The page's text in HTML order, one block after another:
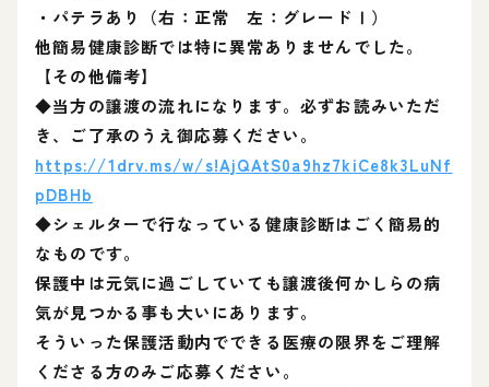
・パテラあり（右：正常 左：グレードⅠ）
他簡易健康診断では特に異常ありませんでした。
【その他備考】
◆当方の譲渡の流れになります。必ずお読みいただ
き、ご了承のうえ御応募ください。
https://1drv.ms/w/s!AjQAtS0a9hz7kiCe8k3LuNf
pDBHb
◆シェルターで行なっている健康診断はごく簡易的
なものです。
保護中は元気に過ごしていても譲渡後何かしらの病
気が見つかる事も大いにあります。
そういった保護活動内でできる医療の限界をご理解
くださる方のみご応募ください。